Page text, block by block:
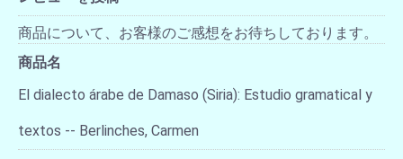
商品について、お客様のご感想をお待ちしております。
商品名
El dialecto árabe de Damaso (Siria): Estudio gramatical y
textos -- Berlinches, Carmen